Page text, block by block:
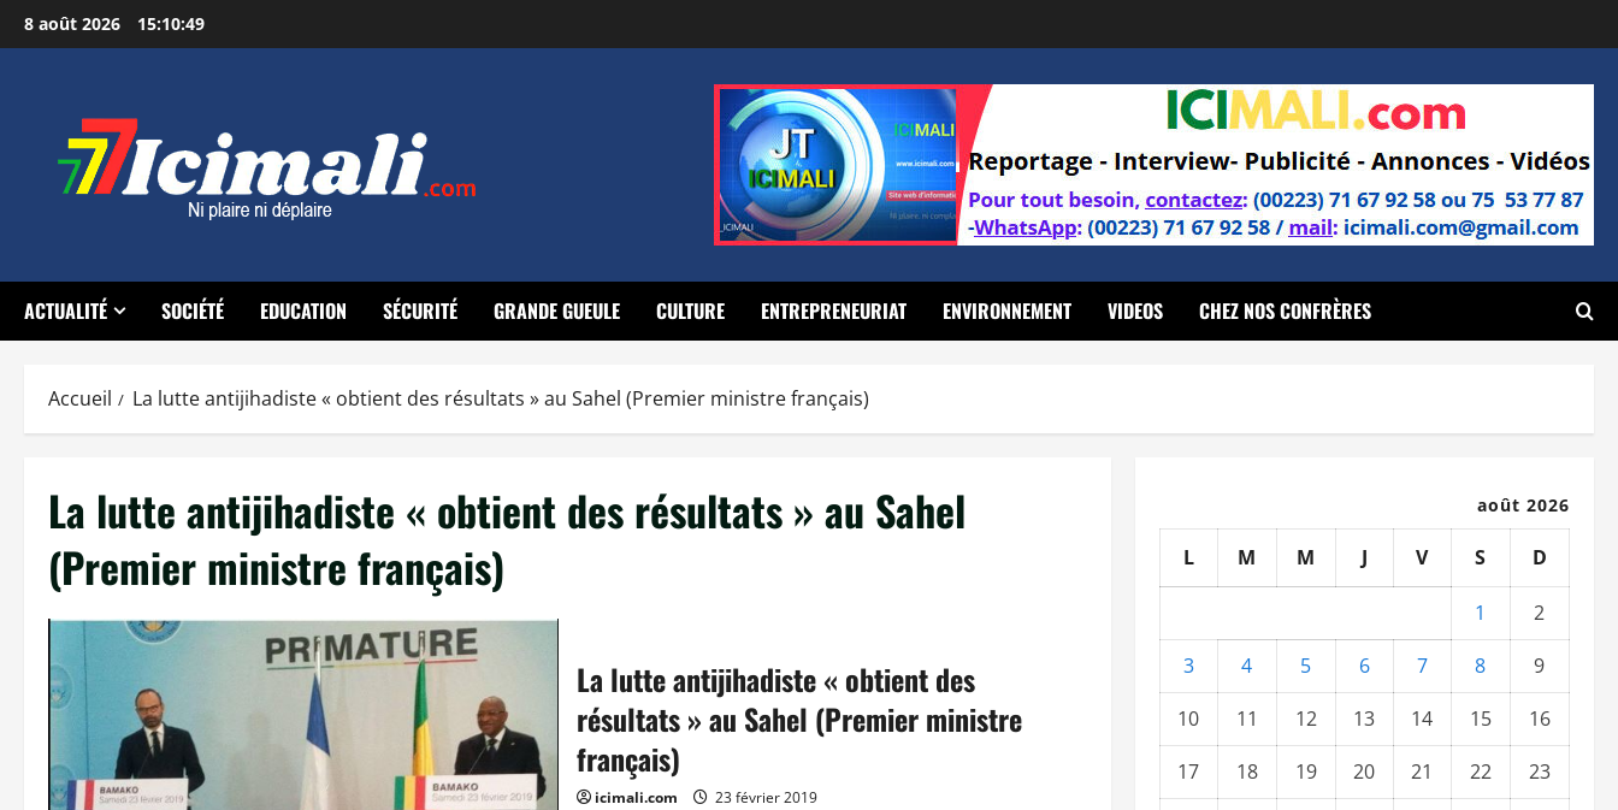
Aller
au
8 août 2026 15:10:50
ACTUALITÉ SOCIÉTÉ EDUCATION SÉCURITÉ GRANDE GUEULE CULTURE ENTREPRENEURIAT ENVIRONNEMENT VIDEOS CHEZ NOS CONFRÈRES
Accueil La lutte antijihadiste « obtient des résultats » au Sahel (Premier ministre français)
La lutte antijihadiste « obtient des résultats » au Sahel
(Premier ministre français)
La lutte antijihadiste « obtient des
résultats » au Sahel (Premier ministre
français)
icimali.com 23 février 2019
août 2026
L M M J V S D
1
2
3
4 5 6 7 8
9
10
11 12 13 14 15
16
17
18 19 20 21 22
23